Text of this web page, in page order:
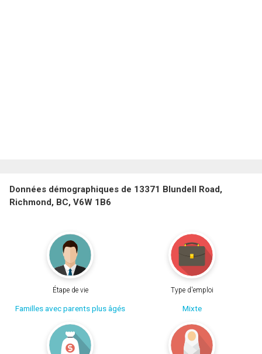
Données démographiques de 13371 Blundell Road,
Richmond, BC, V6W 1B6
Étape de vie
Familles avec parents plus âgés
Type d'emploi
Mixte